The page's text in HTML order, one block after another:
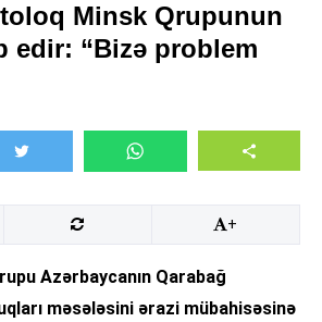
Minsk Qrupunun
edir: “Bizə problem
+
Azərbaycanın Qarabağ
məsələsini ərazi mübahisəsinə